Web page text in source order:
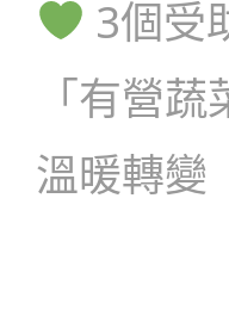
3個受
「有營
溫暖轉變